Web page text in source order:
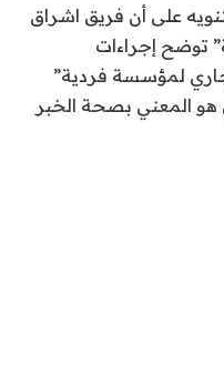
على أن فريق اشراق
توضح إجراءات
لمؤسسة فردية”
هو المعني بصحة الخبر